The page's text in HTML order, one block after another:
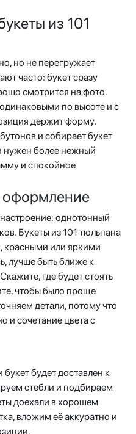
из 101
но не перегружает
часто: букет сразу
смотрится на фото.
по высоте и с
держит форму.
и собирает букет
нужен более нежный
и спокойное
оформление
однотонный
Букеты из 101 тюльпана
красными или яркими
лучше быть ближе к
где будет стоять
чтобы было проще
детали, потому что
и сочетание цвета с
будет доставлен к
стебли и подбираем
доехали в хорошем
вложим её аккуратно и